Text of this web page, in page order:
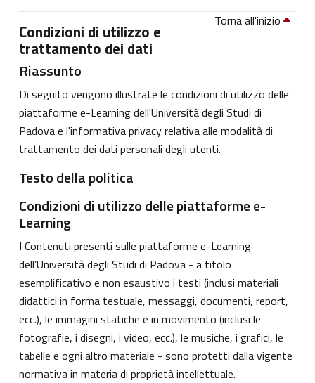
Torna all'inizio
Condizioni di utilizzo e
trattamento dei dati
Riassunto
Di seguito vengono illustrate le condizioni di utilizzo delle
piattaforme e-Learning dell'Università degli Studi di
Padova e l'informativa privacy relativa alle modalità di
trattamento dei dati personali degli utenti.
Testo della politica
Condizioni di utilizzo delle piattaforme e-
Learning
I Contenuti presenti sulle piattaforme e-Learning
dell’Università degli Studi di Padova - a titolo
esemplificativo e non esaustivo i testi (inclusi materiali
didattici in forma testuale, messaggi, documenti, report,
ecc.), le immagini statiche e in movimento (inclusi le
fotografie, i disegni, i video, ecc.), le musiche, i grafici, le
tabelle e ogni altro materiale - sono protetti dalla vigente
normativa in materia di proprietà intellettuale.